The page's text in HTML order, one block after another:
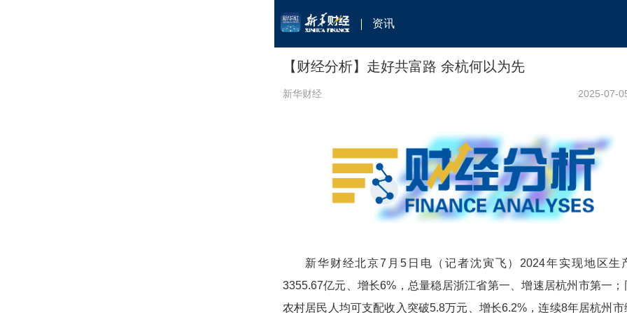
资讯
【财经分析】走好共富路 余杭何以为先
新华财经 2025-07-
新华财经北京7月5日电（记者沈寅飞）2024年实现地区生
3355.67亿元、增长6%，总量稳居浙江省第一、增速居杭州市第一；
农村居民人均可支配收入突破5.8万元、增长6.2%，连续8年居杭州市